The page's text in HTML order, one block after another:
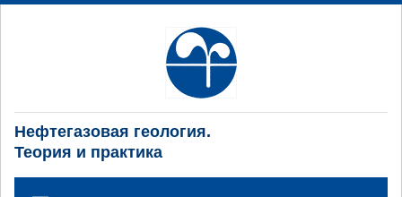
Нефтегазовая геология.
Теория и практика